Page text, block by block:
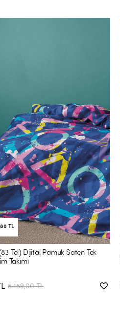
TL
Tel) Dijital Pamuk Saten Tek
Takımı
5.159,00 TL